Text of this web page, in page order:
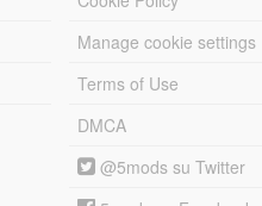
Manage cookie settings
Terms of Use
DMCA
@5mods su Twitter